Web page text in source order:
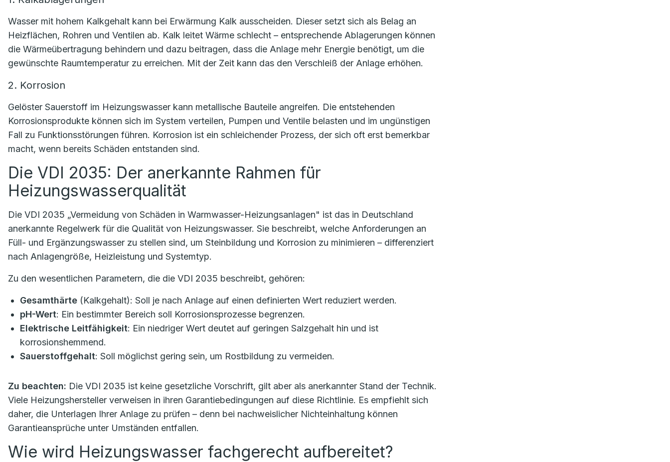
Wasser mit hohem Kalkgehalt kann bei Erwärmung Kalk ausscheiden. Dieser setzt sich als Belag an
Heizflächen, Rohren und Ventilen ab. Kalk leitet Wärme schlecht – entsprechende Ablagerungen können
die Wärmeübertragung behindern und dazu beitragen, dass die Anlage mehr Energie benötigt, um die
gewünschte Raumtemperatur zu erreichen. Mit der Zeit kann das den Verschleiß der Anlage erhöhen.
2. Korrosion
Gelöster Sauerstoff im Heizungswasser kann metallische Bauteile angreifen. Die entstehenden
Korrosionsprodukte können sich im System verteilen, Pumpen und Ventile belasten und im ungünstigen
Fall zu Funktionsstörungen führen. Korrosion ist ein schleichender Prozess, der sich oft erst bemerkbar
macht, wenn bereits Schäden entstanden sind.
Die VDI 2035: Der anerkannte Rahmen für
Heizungswasserqualität
Die VDI 2035 „Vermeidung von Schäden in Warmwasser-Heizungsanlagen" ist das in Deutschland
anerkannte Regelwerk für die Qualität von Heizungswasser. Sie beschreibt, welche Anforderungen an
Füll- und Ergänzungswasser zu stellen sind, um Steinbildung und Korrosion zu minimieren – differenziert
nach Anlagengröße, Heizleistung und Systemtyp.
Zu den wesentlichen Parametern, die die VDI 2035 beschreibt, gehören:
Gesamthärte (Kalkgehalt): Soll je nach Anlage auf einen definierten Wert reduziert werden.
pH-Wert: Ein bestimmter Bereich soll Korrosionsprozesse begrenzen.
Elektrische Leitfähigkeit: Ein niedriger Wert deutet auf geringen Salzgehalt hin und ist
korrosionshemmend.
Sauerstoffgehalt: Soll möglichst gering sein, um Rostbildung zu vermeiden.
Zu beachten: Die VDI 2035 ist keine gesetzliche Vorschrift, gilt aber als anerkannter Stand der Technik.
Viele Heizungshersteller verweisen in ihren Garantiebedingungen auf diese Richtlinie. Es empfiehlt sich
daher, die Unterlagen Ihrer Anlage zu prüfen – denn bei nachweislicher Nichteinhaltung können
Garantieansprüche unter Umständen entfallen.
Wie wird Heizungswasser fachgerecht aufbereitet?